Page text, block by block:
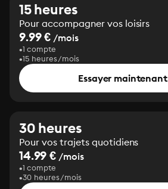
15 heures
Pour accompagner vos loisirs
9.99 € /mois
1 compte
15 heures/mois
Essayer maintenant
30 heures
Pour vos trajets quotidiens
14.99 € /mois
1 compte
30 heures/mois